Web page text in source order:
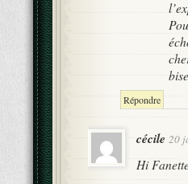
Répondre
cécile 20
Hi